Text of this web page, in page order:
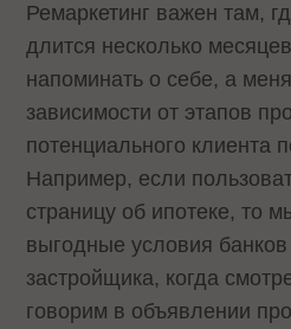
Ремаркетинг важен там,
длится несколько
напоминать о себе, а
зависимости от этапов
потенциального клиента
Например, если
страницу об ипотеке, то
выгодные условия
застройщика, когда
говорим в объявлении